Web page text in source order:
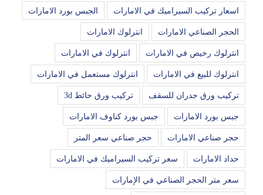
اسعار تركيب السيراميك في الامارات الجبس بورد الامارات
الحجر الصناعي الامارات انترلوك الامارات
انترلوك رخيص في الامارات انترلوك في الامارات
انترلوك للبيع في الامارات انترلوك مستعمل في الامارات
تركيب ورق جدران للسقف تركيب ورق حائط 3d
جبس بورد الامارات جبس بورد كناوف الامارات
حجر صناعي الامارات حجر صناعي سعر المتر
حداد الامارات سعر تركيب السيراميك في الامارات
سعر متر الحجر الصناعي في الإمارات